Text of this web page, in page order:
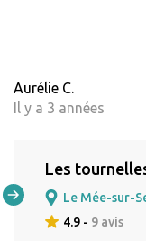
Aurélie C.
Il y a 3 années
Les
Le Mée-sur-
4.9 - 9 avis